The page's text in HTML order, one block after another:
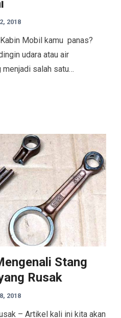
2018
Mobil kamu panas?
udara atau air
menjadi salah satu…
Stang
Rusak
2018
– Artikel kali ini kita akan